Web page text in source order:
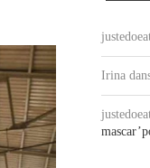
Irina